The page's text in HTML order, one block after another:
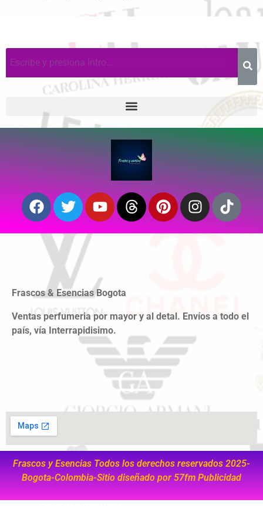
Frascos & Esencias Bogota
Ventas perfumeria por mayor y al detal. Envíos a todo el
país, vía Interrapidisimo.
Frascos y Esencias Todos los derechos reservados 2025-
Bogota-Colombia-Sitio diseñado por 57fm Publicidad